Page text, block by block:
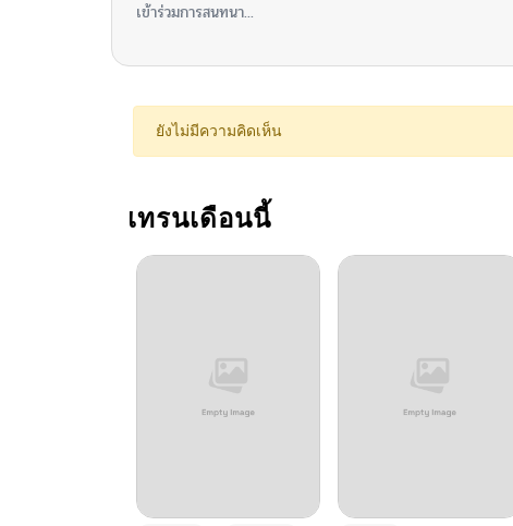
เข้าร่วมการสนทนา...
ยังไม่มีความคิดเห็น
เทรนเดือนนี้